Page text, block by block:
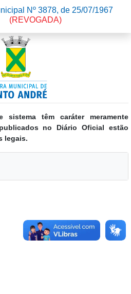
têm caráter meramente
no Diário Oficial estão
legais.
Nº 3878, de 25/07/1967
(REVOGADA)